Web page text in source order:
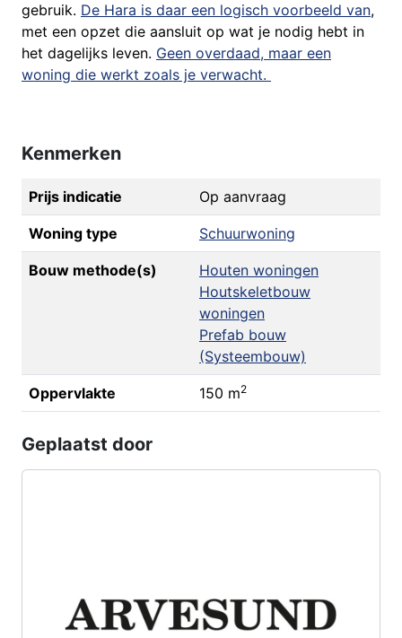
gebruik. De Hara is daar een logisch voorbeeld van,
met een opzet die aansluit op wat je nodig hebt in
het dagelijks leven. Geen overdaad, maar een
woning die werkt zoals je verwacht.
Kenmerken
Prijs indicatie Op aanvraag
Woning type Schuurwoning
Bouw methode(s)
Houten woningen
Houtskeletbouw
woningen
Prefab bouw
(Systeembouw)
Oppervlakte 150 m2
Geplaatst door